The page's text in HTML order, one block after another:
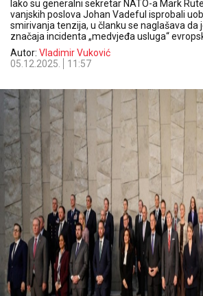
Iako su generalni sekretar NATO-a Mark
vanjskih poslova Johan Vadeful isprobali
smirivanja tenzija, u članku se naglašava da
značaja incidenta „medvjeđa usluga“
Autor: Vladimir Vuković
05.12.2025.
11:57